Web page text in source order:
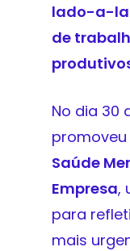
lado-a-
de
No dia 30
Saúde
Empresa,
para
mais